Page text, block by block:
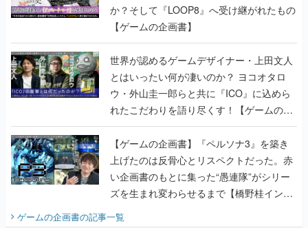
か？そして『LOOP8』へ受け継がれたもの
【ゲームの企画書】
世界が認めるゲームデザイナー・上田文人
とはいったい何が凄いのか？ ヨコオタロ
ウ・外山圭一郎らと共に『ICO』に込めら
れたこだわりを語り尽くす！【ゲームの企
画書】
【ゲームの企画書】『ペルソナ3』を築き
上げたのは反骨心とリスペクトだった。赤
い企画書のもとに集った“愚連隊”がシリー
ズを生まれ変わらせるまで【橋野桂インタ
ビュー】
ゲームの企画書の記事一覧